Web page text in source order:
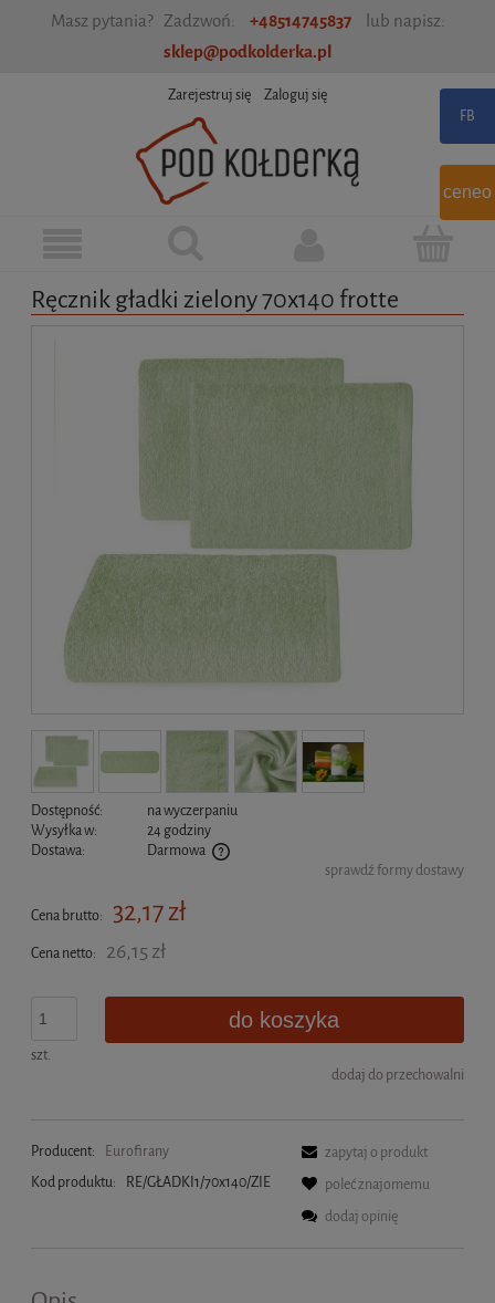
Masz pytania? Zadzwoń: +48514745837
lub napisz:
sklep@podkolderka.pl
Zarejestruj się Zaloguj się
Ręcznik gładki zielony 70x140 frotte
Dostępność:
na wyczerpaniu
Wysyłka w:
24 godziny
Dostawa:
Darmowa
Cena nie zawiera ewentualnych kosztów płatnościsprawdź formy dostawy
Cena brutto: 32,17 zł
Cena netto: 26,15 zł
szt.
do koszyka
dodaj do przechowalni
Producent:
Eurofirany
Kod produktu:
RE/GŁADKI1/70x140/ZIE
zapytaj o produkt
poleć znajomemu
dodaj opinię
ceneo